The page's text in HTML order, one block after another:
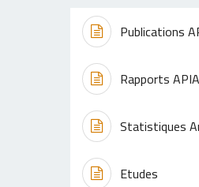
Publications
Rapports APIA
Statistiques
Etudes